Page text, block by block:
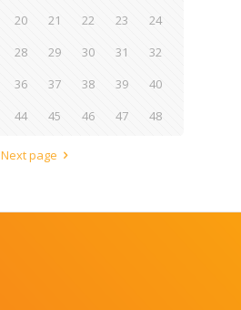
20 21 22 23
24
28 29 30 31
32
36 37 38 39
40
44 45 46 47 48
Next page